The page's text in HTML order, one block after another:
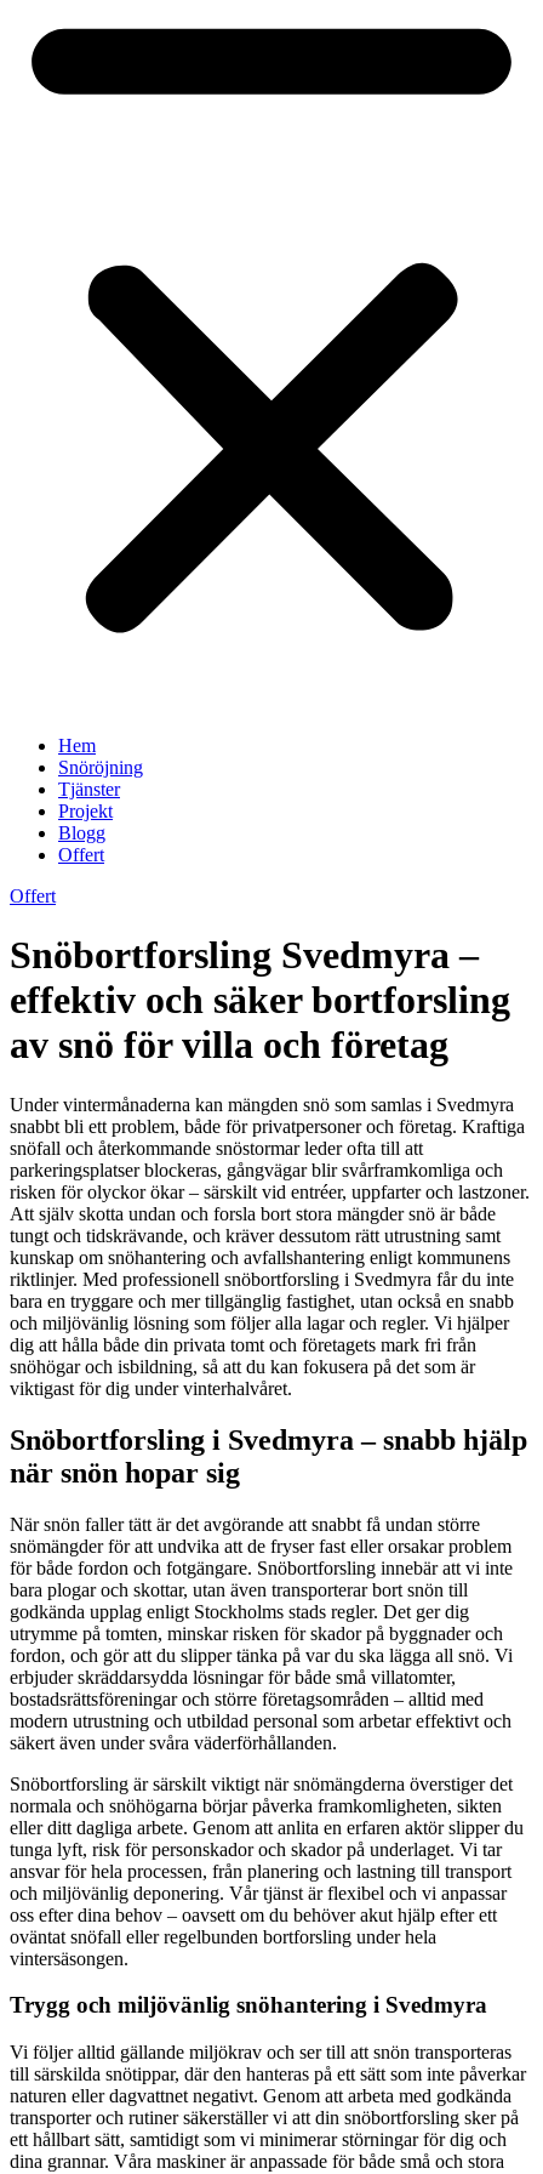
Hem
Snöröjning
Tjänster
Projekt
Blogg
Offert
Offert
Snöbortforsling Svedmyra –
effektiv och säker bortforsling
av snö för villa och företag
Under vintermånaderna kan mängden snö som samlas i Svedmyra
snabbt bli ett problem, både för privatpersoner och företag. Kraftiga
snöfall och återkommande snöstormar leder ofta till att
parkeringsplatser blockeras, gångvägar blir svårframkomliga och
risken för olyckor ökar – särskilt vid entréer, uppfarter och lastzoner.
Att själv skotta undan och forsla bort stora mängder snö är både
tungt och tidskrävande, och kräver dessutom rätt utrustning samt
kunskap om snöhantering och avfallshantering enligt kommunens
riktlinjer. Med professionell snöbortforsling i Svedmyra får du inte
bara en tryggare och mer tillgänglig fastighet, utan också en snabb
och miljövänlig lösning som följer alla lagar och regler. Vi hjälper
dig att hålla både din privata tomt och företagets mark fri från
snöhögar och isbildning, så att du kan fokusera på det som är
viktigast för dig under vinterhalvåret.
Snöbortforsling i Svedmyra – snabb hjälp
när snön hopar sig
När snön faller tätt är det avgörande att snabbt få undan större
snömängder för att undvika att de fryser fast eller orsakar problem
för både fordon och fotgängare. Snöbortforsling innebär att vi inte
bara plogar och skottar, utan även transporterar bort snön till
godkända upplag enligt Stockholms stads regler. Det ger dig
utrymme på tomten, minskar risken för skador på byggnader och
fordon, och gör att du slipper tänka på var du ska lägga all snö. Vi
erbjuder skräddarsydda lösningar för både små villatomter,
bostadsrättsföreningar och större företagsområden – alltid med
modern utrustning och utbildad personal som arbetar effektivt och
säkert även under svåra väderförhållanden.
Snöbortforsling är särskilt viktigt när snömängderna överstiger det
normala och snöhögarna börjar påverka framkomligheten, sikten
eller ditt dagliga arbete. Genom att anlita en erfaren aktör slipper du
tunga lyft, risk för personskador och skador på underlaget. Vi tar
ansvar för hela processen, från planering och lastning till transport
och miljövänlig deponering. Vår tjänst är flexibel och vi anpassar
oss efter dina behov – oavsett om du behöver akut hjälp efter ett
oväntat snöfall eller regelbunden bortforsling under hela
vintersäsongen.
Trygg och miljövänlig snöhantering i Svedmyra
Vi följer alltid gällande miljökrav och ser till att snön transporteras
till särskilda snötippar, där den hanteras på ett sätt som inte påverkar
naturen eller dagvattnet negativt. Genom att arbeta med godkända
transporter och rutiner säkerställer vi att din snöbortforsling sker på
ett hållbart sätt, samtidigt som vi minimerar störningar för dig och
dina grannar. Våra maskiner är anpassade för både små och stora